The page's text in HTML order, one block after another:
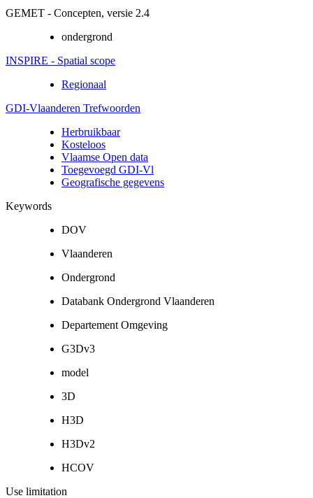
GEMET - Concepten, versie 2.4
ondergrond
INSPIRE - Spatial scope
Regionaal
GDI-Vlaanderen Trefwoorden
Herbruikbaar
Kosteloos
Vlaamse Open data
Toegevoegd GDI-Vl
Geografische gegevens
Keywords
DOV
Vlaanderen
Ondergrond
Databank Ondergrond Vlaanderen
Departement Omgeving
G3Dv3
model
3D
H3D
H3Dv2
HCOV
Use limitation